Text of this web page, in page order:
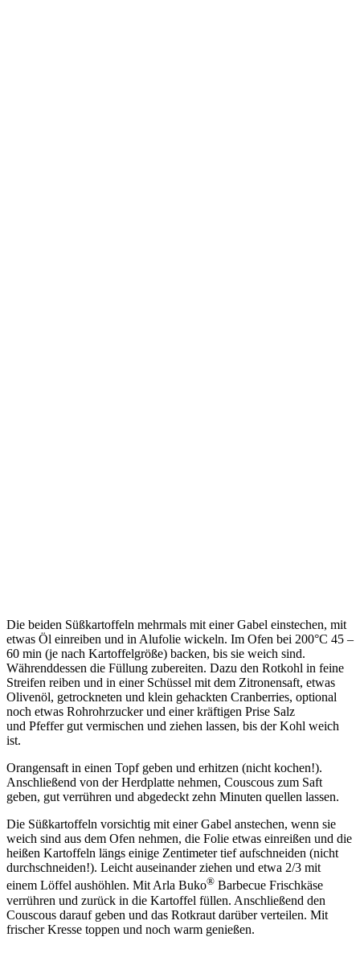
Die beiden Süßkartoffeln mehrmals mit einer Gabel einstechen, mit
etwas Öl einreiben und in Alufolie wickeln. Im Ofen bei 200°C 45 –
60 min (je nach Kartoffelgröße) backen, bis sie weich sind.
Währenddessen die Füllung zubereiten. Dazu den Rotkohl in feine
Streifen reiben und in einer Schüssel mit dem Zitronensaft, etwas
Olivenöl, getrockneten und klein gehackten Cranberries, optional
noch etwas Rohrohrzucker und einer kräftigen Prise Salz
und Pfeffer gut vermischen und ziehen lassen, bis der Kohl weich
ist.
Orangensaft in einen Topf geben und erhitzen (nicht kochen!).
Anschließend von der Herdplatte nehmen, Couscous zum Saft
geben, gut verrühren und abgedeckt zehn Minuten quellen lassen.
Die Süßkartoffeln vorsichtig mit einer Gabel anstechen, wenn sie
weich sind aus dem Ofen nehmen, die Folie etwas einreißen und die
heißen Kartoffeln längs einige Zentimeter tief aufschneiden (nicht
durchschneiden!). Leicht auseinander ziehen und etwa 2/3 mit
einem Löffel aushöhlen. Mit Arla Buko® Barbecue Frischkäse
verrühren und zurück in die Kartoffel füllen. Anschließend den
Couscous darauf geben und das Rotkraut darüber verteilen. Mit
frischer Kresse toppen und noch warm genießen.